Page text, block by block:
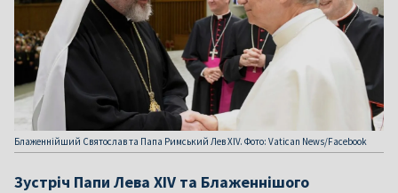
Блаженнійший Святослав та Папа Римський Лев XIV. Фото: Vatican News/Facebook
Зустріч Папи Лева XIV та Блаженнішого